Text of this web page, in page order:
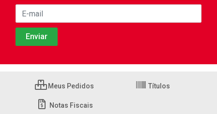
Meus Pedidos Títulos
Notas Fiscais